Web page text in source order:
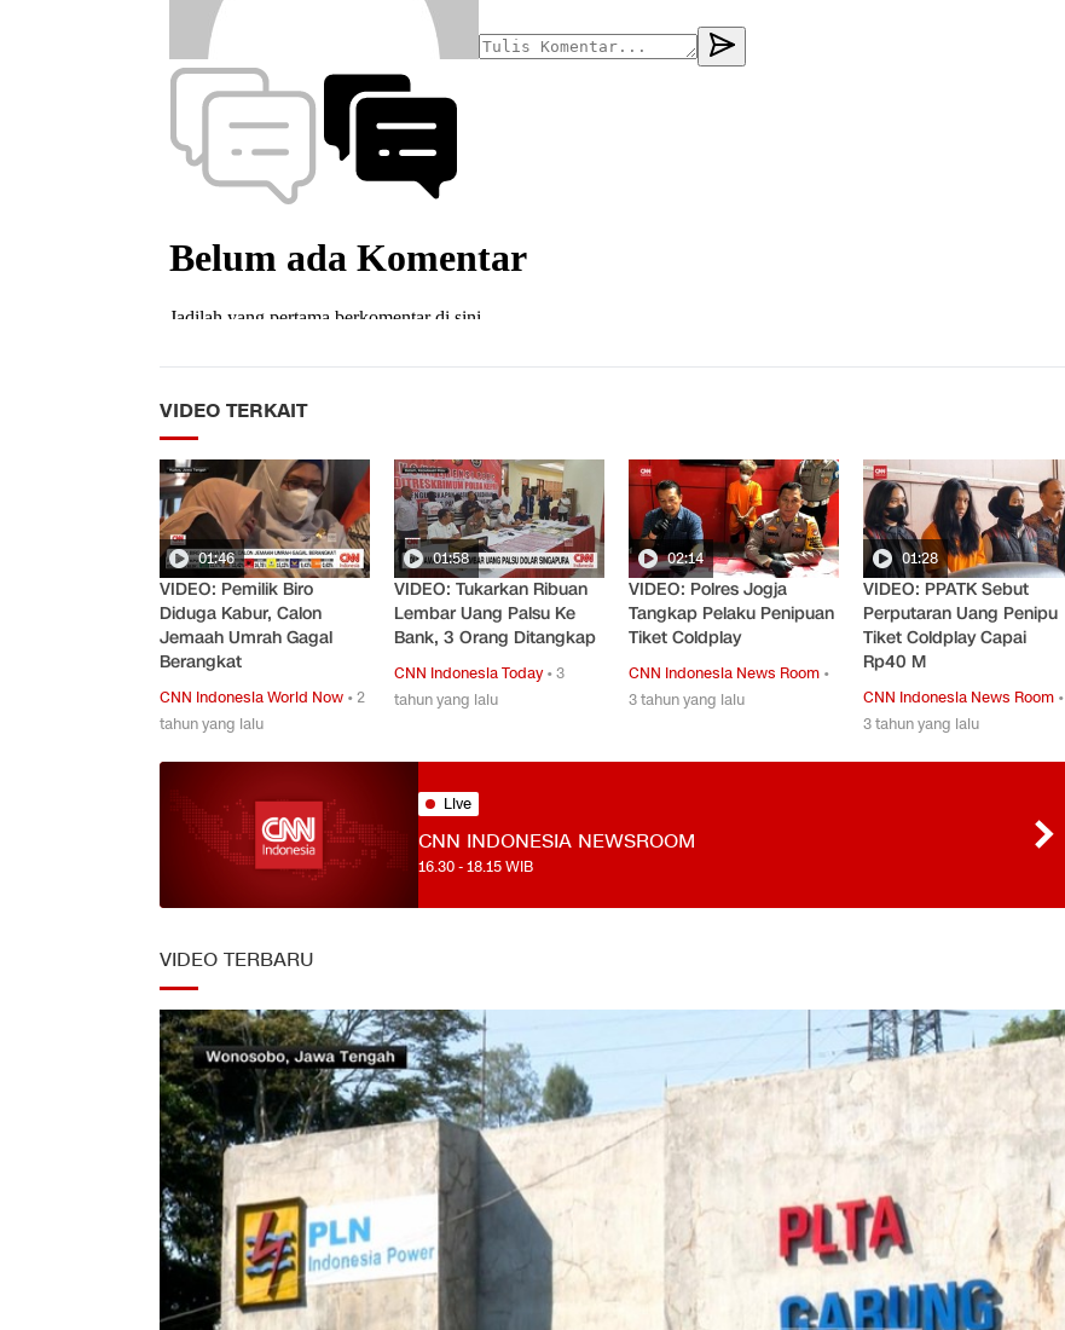
VIDEO TERKAIT
01:46
VIDEO: Pemilik Biro
Diduga Kabur, Calon
Jemaah Umrah Gagal
Berangkat
CNN Indonesia World Now •2
tahun yang lalu
01:58
VIDEO: Tukarkan Ribuan
Lembar Uang Palsu Ke
Bank, 3 Orang Ditangkap
CNN Indonesia Today•3
tahun yang lalu
02:14
VIDEO: Polres Jogja
Tangkap Pelaku Penipuan
Tiket Coldplay
CNN Indonesia News Room •
3 tahun yang lalu
01:28
VIDEO: PPATK Sebut
Perputaran Uang Penipu
Tiket Coldplay Capai
Rp40 M
CNN Indonesia News Room •
3 tahun yang lalu
Live
CNN INDONESIA NEWSROOM
16.30-18.15WIB
VIDEO TERBARU